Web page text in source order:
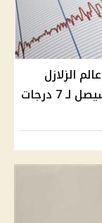
الزلازل
الهولندي يحذر من نشاط زلزالي قوي سيصل لـ 7 درجات